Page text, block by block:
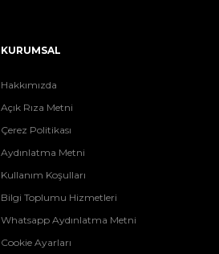
KURUMSAL
Hakkımızda
Açık Rıza Metni
Çerez Politikası
Aydınlatma Metni
Kullanım Koşulları
Bilgi Toplumu Hizmetleri
Whatsapp Aydınlatma Metni
Cookie Ayarları